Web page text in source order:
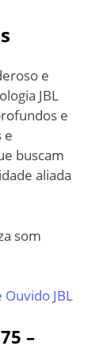
e
JBL
e
e
buscam
aliada
som
JBL
–